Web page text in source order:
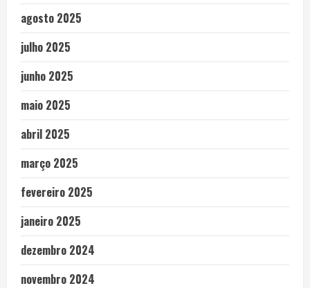
agosto 2025
julho 2025
junho 2025
maio 2025
abril 2025
março 2025
fevereiro 2025
janeiro 2025
dezembro 2024
novembro 2024